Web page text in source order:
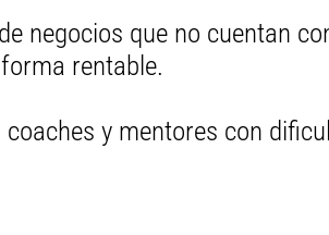
negocios que no cuentan
rentable.
y mentores con